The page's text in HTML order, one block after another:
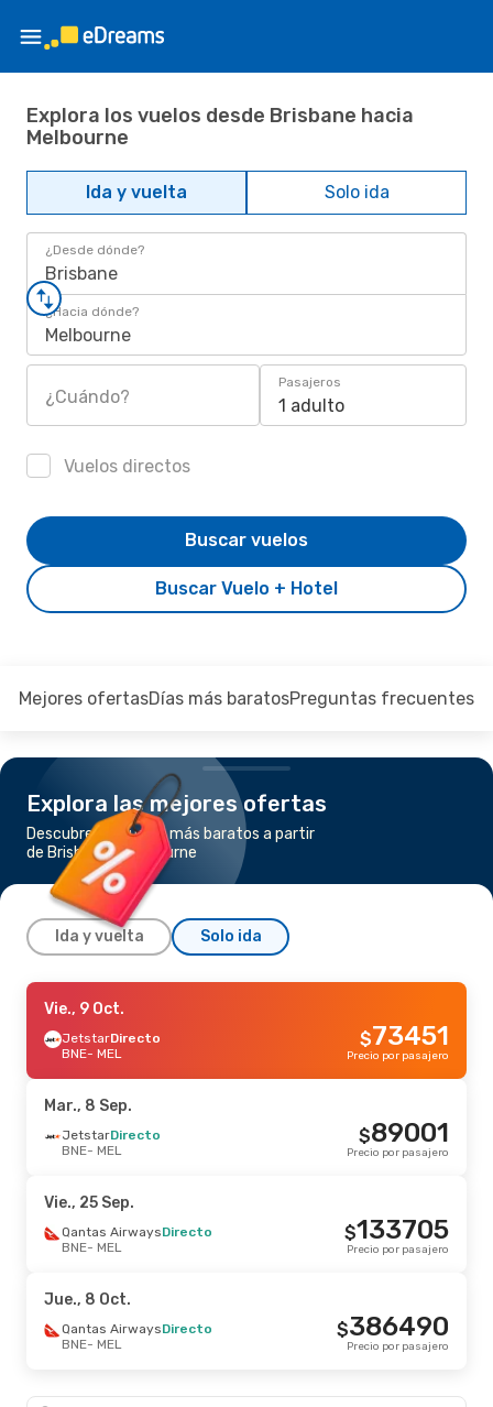
Explora los vuelos desde Brisbane hacia
Melbourne
Ida y vuelta Solo ida
¿Desde dónde?
Brisbane
¿Hacia dónde?
Melbourne
¿Cuándo?
Pasajeros
1 adulto
Vuelos directos
Buscar Vuelo + Hotel
Buscar vuelos
Mejores ofertasDías más baratosPreguntas frecuentes
Explora las mejores ofertas
Descubre los vuelos más baratos a partir
de Brisbane a Melbourne
Ida y vuelta Solo ida
Mar., 8 Sep.
JetstarDirecto
BNE- MEL
MEL- BNE
148640
Vie., 9 Oct.
JetstarDirecto
BNE- MEL
73451
$
Precio por pasajero
Mar., 8 Sep.
JetstarDirecto
BNE- MEL
89001
$
Precio por pasajero
Vie., 25 Sep.
Qantas AirwaysDirecto
BNE- MEL
133705
$
Precio por pasajero
Jue., 8 Oct.
Qantas AirwaysDirecto
BNE- MEL
386490
$
Precio por pasajero